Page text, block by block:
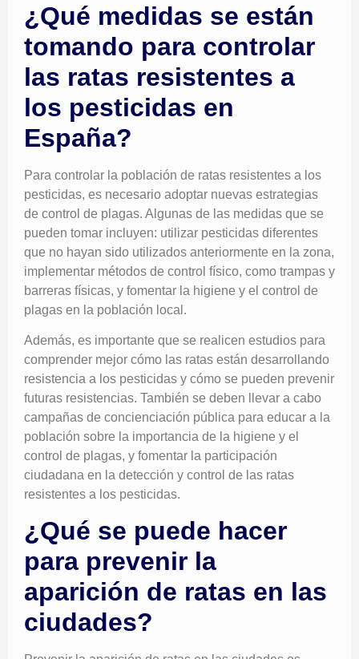
¿Qué medidas se están
tomando para controlar
las ratas resistentes a
los pesticidas en
España?
Para controlar la población de ratas resistentes a los
pesticidas, es necesario adoptar nuevas estrategias
de control de plagas. Algunas de las medidas que se
pueden tomar incluyen: utilizar pesticidas diferentes
que no hayan sido utilizados anteriormente en la zona,
implementar métodos de control físico, como trampas y
barreras físicas, y fomentar la higiene y el control de
plagas en la población local.
Además, es importante que se realicen estudios para
comprender mejor cómo las ratas están desarrollando
resistencia a los pesticidas y cómo se pueden prevenir
futuras resistencias. También se deben llevar a cabo
campañas de concienciación pública para educar a la
población sobre la importancia de la higiene y el
control de plagas, y fomentar la participación
ciudadana en la detección y control de las ratas
resistentes a los pesticidas.
¿Qué se puede hacer
para prevenir la
aparición de ratas en las
ciudades?